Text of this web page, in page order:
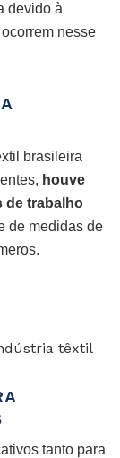
devido à
nesse
brasileira
houve
de trabalho
de medidas de
têxtil
tanto para